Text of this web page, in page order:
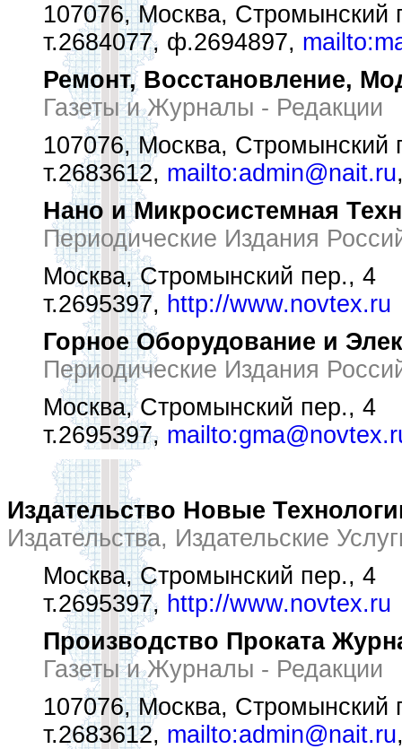
107076, Москва, Стромынский
т.2684077, ф.2694897,
Ремонт, Восстановление,
Газеты и Журналы - Редакции
107076, Москва, Стромынский
т.2683612, mailto:admin@nait.ru
Нано и Микросистемная
Периодические Издания
Москва, Стромынский пер., 4
т.2695397, http://www.novtex.ru
Горное Оборудование и
Периодические Издания
Москва, Стромынский пер., 4
т.2695397,
Издательство Новые
Издательства, Издательские
Москва, Стромынский пер., 4
т.2695397, http://www.novtex.ru
Производство Проката
Газеты и Журналы - Редакции
107076, Москва, Стромынский
т.2683612, mailto:admin@nait.ru